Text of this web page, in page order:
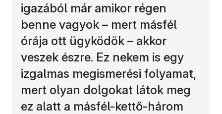
igazából már amikor régen
benne vagyok – mert másfél
órája ott ügyködök – akkor
veszek észre. Ez nekem is egy
izgalmas megismerési folyamat,
mert olyan dolgokat látok meg
ez alatt a másfél-kettő-három